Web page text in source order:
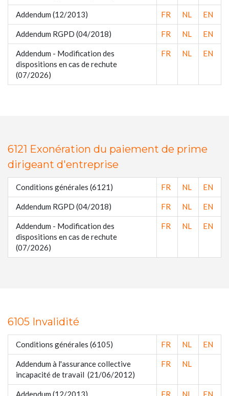
Addendum (12/2013) FR NL EN
Addendum RGPD (04/2018) FR NL EN
Addendum - Modification des
dispositions en cas de rechute
(07/2026)
FR NL EN
6121 Exonération du paiement de prime
dirigeant d'entreprise
Conditions générales (6121) FR NL EN
Addendum RGPD (04/2018) FR NL EN
Addendum - Modification des
dispositions en cas de rechute
(07/2026)
FR NL EN
6105 Invalidité
Conditions générales (6105) FR NL EN
Addendum à l'assurance collective
incapacité de travail (21/06/2012)
FR NL
Addendum (12/2013) FR NL EN